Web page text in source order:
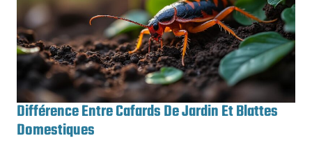
Différence Entre Cafards De Jardin Et Blattes
Domestiques